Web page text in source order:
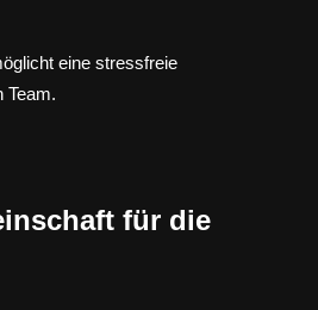
eine stressfreie
Team.
für die